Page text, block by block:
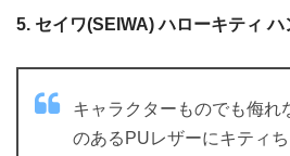
5. セイワ(SEIWA) ハローキティ
キャラクターものでも侮れ
のあるPUレザーにキティ